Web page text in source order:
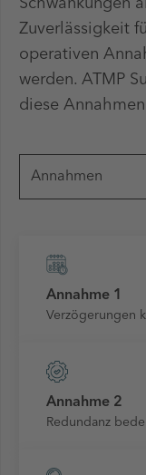
Zuverlässigkeit
operativen
werden. ATMP
diese
Annahmen
Annahme 1
Verzögerungen
Annahme 2
Redundanz